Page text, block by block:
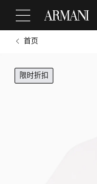
首页
限时折扣